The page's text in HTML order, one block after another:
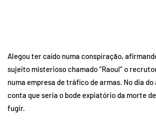
Alegou ter caído numa conspiração,
sujeito misterioso chamado “Raoul” o
numa empresa de tráfico de armas. No dia do
conta que seria o bode expiatório da morte
fugir.